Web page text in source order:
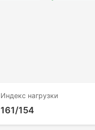
Индекс нагрузки
161/154